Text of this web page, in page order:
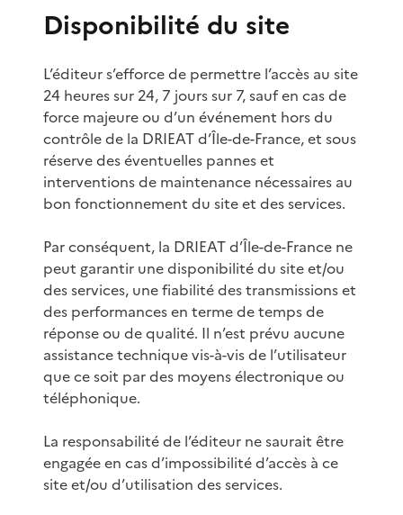
Disponibilité du site
L’éditeur s’efforce de permettre l’accès au site
24 heures sur 24, 7 jours sur 7, sauf en cas de
force majeure ou d’un événement hors du
contrôle de la DRIEAT d’Île-de-France, et sous
réserve des éventuelles pannes et
interventions de maintenance nécessaires au
bon fonctionnement du site et des services.
Par conséquent, la DRIEAT d’Île-de-France ne
peut garantir une disponibilité du site et/ou
des services, une fiabilité des transmissions et
des performances en terme de temps de
réponse ou de qualité. Il n’est prévu aucune
assistance technique vis-à-vis de l’utilisateur
que ce soit par des moyens électronique ou
téléphonique.
La responsabilité de l’éditeur ne saurait être
engagée en cas d’impossibilité d’accès à ce
site et/ou d’utilisation des services.